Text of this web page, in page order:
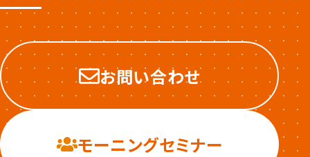
お問い合わせ
モーニングセミナー